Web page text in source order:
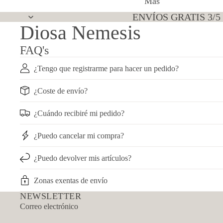
ENVÍOS GRATIS 3/
Diosa Nemesis
FAQ's
¿Tengo que registrarme para hacer un pedido?
¿Coste de envío?
¿Cuándo recibiré mi pedido?
¿Puedo cancelar mi compra?
¿Puedo devolver mis artículos?
Zonas exentas de envío
NEWSLETTER
Correo electrónico
Política de reembolso
Política de privacidad
Términos del servicio